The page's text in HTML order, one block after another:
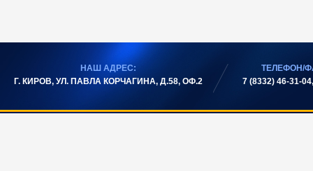
НАШ АДРЕС:
Г. КИРОВ, УЛ. ПАВЛА КОРЧАГИНА, Д.58, ОФ.2
ТЕЛЕФОН/
7 (8332) 46-31-